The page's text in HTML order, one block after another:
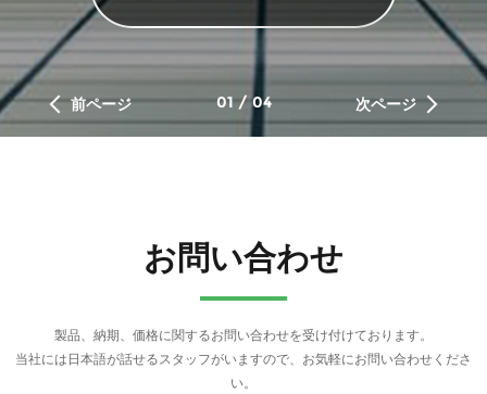
前ページ 01/04 次ページ
お問い合わせ
製品、納期、価格に関するお問い合わせを受け付けております。
当社には日本語が話せるスタッフがいますので、お気軽にお問い合わせくださ
い。